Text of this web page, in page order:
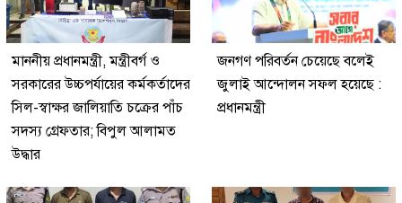
মাননীয় প্রধানমন্ত্রী, মন্ত্রীবর্গ ও
সরকারের উচ্চপর্যায়ের কর্মকর্তাদের
সিল-স্বাক্ষর জালিয়াতি চক্রের পাঁচ
সদস্য গ্রেফতার; বিপুল আলামত
উদ্ধার
জনগণ পরিবর্তন চেয়েছে বলেই
জুলাই আন্দোলন সফল হয়েছে :
প্রধানমন্ত্রী